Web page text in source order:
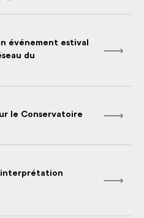
événement estival
du
le Conservatoire